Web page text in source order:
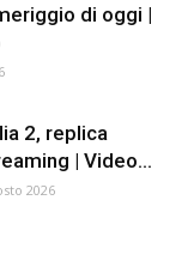
di oggi |
2, replica
| Video...
2026